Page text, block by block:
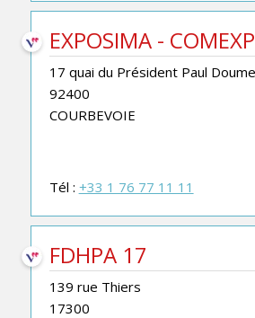
EXPOSIMA -
17 quai du Président Paul
92400
COURBEVOIE
Tél : +33 1 76 77 11 11
FDHPA 17
139 rue Thiers
17300